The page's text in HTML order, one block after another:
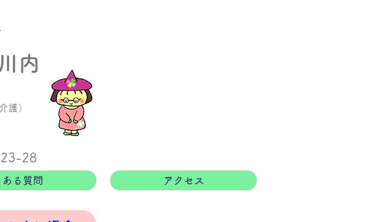
内
23-28
護）
ある質問 アクセス